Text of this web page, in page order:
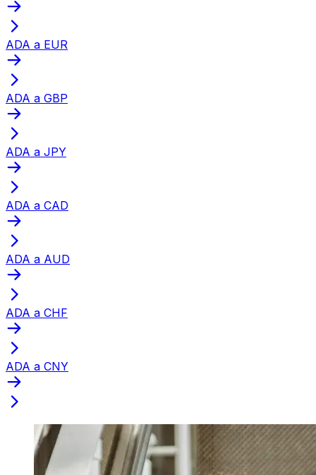
ADA a EUR
ADA a GBP
ADA a JPY
ADA a CAD
ADA a AUD
ADA a CHF
ADA a CNY